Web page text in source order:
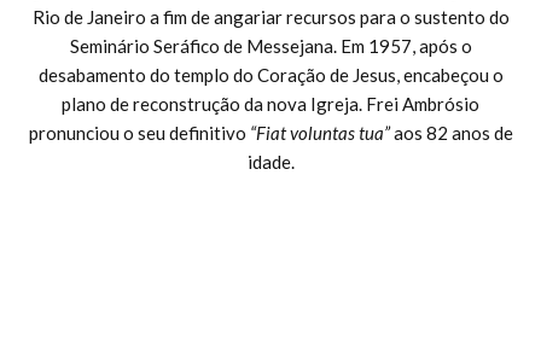
Rio de Janeiro a fim de angariar recursos para o sustento do
Seminário Seráfico de Messejana. Em 1957, após o
desabamento do templo do Coração de Jesus, encabeçou o
plano de reconstrução da nova Igreja. Frei Ambrósio
pronunciou o seu definitivo “Fiat voluntas tua”aos 82 anos de
idade.